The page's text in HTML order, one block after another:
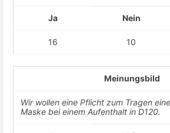
Ja Nein
16 10
Meinungsbild
Wir wollen eine Pflicht zum Tragen
Maske bei einem Aufenthalt in D120.